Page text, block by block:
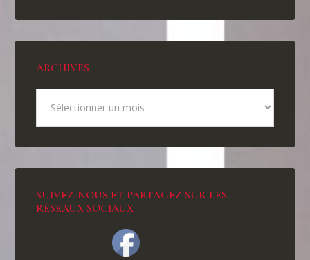
ARCHIVES
SUIVEZ-NOUS ET PARTAGEZ SUR LES
RÉSEAUX SOCIAUX